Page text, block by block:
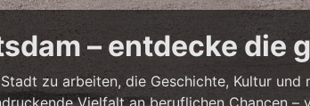
– entdecke die
zu arbeiten, die Geschichte, Kultur und